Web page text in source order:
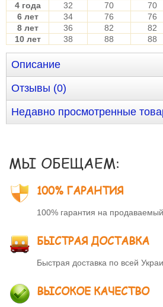
4 года 32 70 70
6 лет
34 76 76
8 лет
36 82 82
10 лет
38 88 88
Описание
Отзывы (0)
Недавно просмотренные
МЫ ОБЕЩАЕМ:
100% ГАРАНТИЯ
100% гарантия на
БЫСТРАЯ ДОСТАВКА
Быстрая доставка по всей
ВЫСОКОЕ КАЧЕСТВО